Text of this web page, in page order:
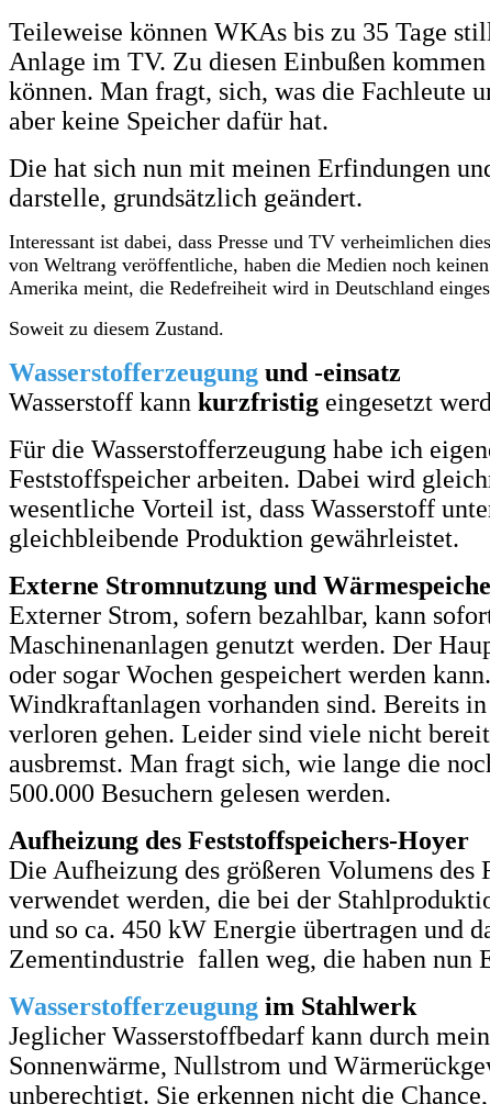
Teileweise können WKAs bis zu 35 Tage
Anlage im TV. Zu diesen Einbußen
können. Man fragt, sich, was die Fachleute
aber keine Speicher dafür hat.
Die hat sich nun mit meinen Erfindungen
darstelle, grundsätzlich geändert.
Interessant ist dabei, dass Presse und TV verheimlichen
von Weltrang veröffentliche, haben die Medien noch
Amerika meint, die Redefreiheit wird in Deutschland
Soweit zu diesem Zustand.
Wasserstofferzeugung und -einsatz
Wasserstoff kann kurzfristig eingesetzt
Für die Wasserstofferzeugung habe ich
Feststoffspeicher arbeiten. Dabei wird
wesentliche Vorteil ist, dass Wasserstoff
gleichbleibende Produktion gewährleistet.
Externe Stromnutzung und
Externer Strom, sofern bezahlbar, kann
Maschinenanlagen genutzt werden. Der
oder sogar Wochen gespeichert werden
Windkraftanlagen vorhanden sind. Bereits
verloren gehen. Leider sind viele nicht
ausbremst. Man fragt sich, wie lange die
500.000 Besuchern gelesen werden.
Aufheizung des Feststoffspeichers-Hoyer
Die Aufheizung des größeren Volumens
verwendet werden, die bei der
und so ca. 450 kW Energie übertragen und
Zementindustrie fallen weg, die haben nun
Wasserstofferzeugung im Stahlwerk
Jeglicher Wasserstoffbedarf kann durch
Sonnenwärme, Nullstrom und
unberechtigt. Sie erkennen nicht die